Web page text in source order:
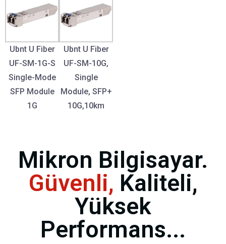
Ubnt U Fiber
UF-SM-1G-S
Single-Mode
SFP Module
1G
Ubnt U Fiber
UF-SM-10G,
Single
Module, SFP+
10G,10km
Mikron Bilgisayar.
Güvenli, Kaliteli,
Yüksek
Performans...